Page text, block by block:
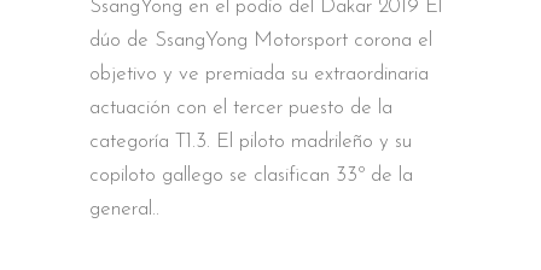
SsangYong en el podio del Dakar 2019 El
dúo de SsangYong Motorsport corona el
objetivo y ve premiada su extraordinaria
actuación con el tercer puesto de la
categoría T1.3. El piloto madrileño y su
copiloto gallego se clasifican 33º de la
general